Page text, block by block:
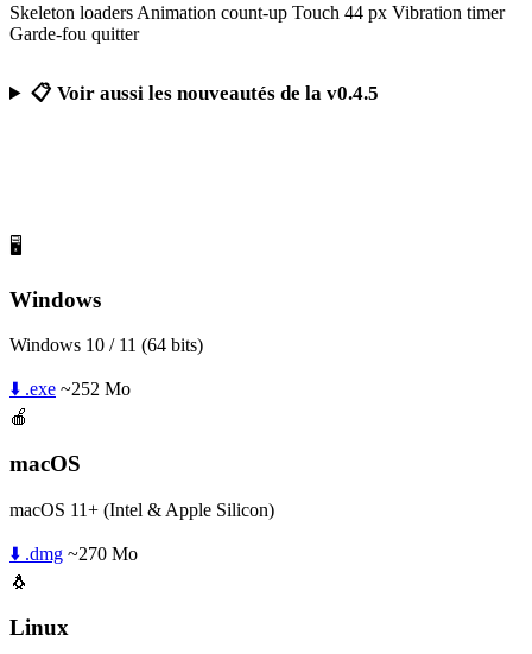
Skeleton loaders Animation count-up Touch 44 px Vibration timer
Garde-fou quitter
📋 Voir aussi les nouveautés de la v0.4.5
🖥️
Windows
Windows 10 / 11 (64 bits)
⬇️ .exe ~252 Mo
🍎
macOS
macOS 11+ (Intel & Apple Silicon)
⬇️ .dmg ~270 Mo
🐧
Linux